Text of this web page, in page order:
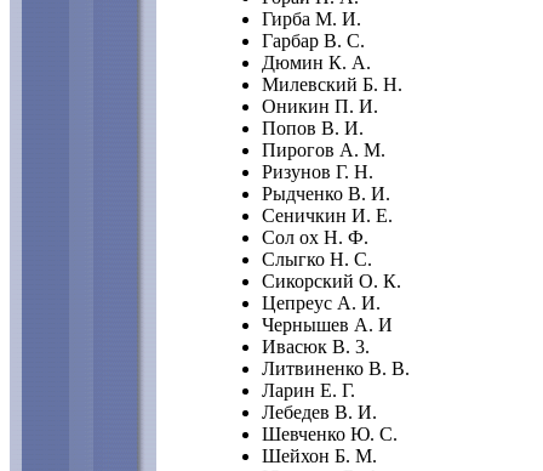
Гирба М. И.
Гарбар В. С.
Дюмин К. А.
Милевский Б. Н.
Оникин П. И.
Попов В. И.
Пирогов А. М.
Ризунов Г. Н.
Рыдченко В. И.
Сеничкин И. Е.
Сол ох Н. Ф.
Слыгко Н. С.
Сикорский О. К.
Цепреус А. И.
Чернышев А. И
Ивасюк В. 3.
Литвиненко В. В.
Ларин Е. Г.
Лебедев В. И.
Шевченко Ю. С.
Шейхон Б. М.